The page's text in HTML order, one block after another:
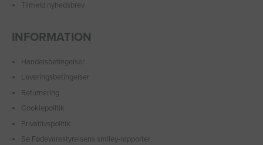
Tilmeld nyhedsbrev
INFORMATION
Handelsbetingelser
Leveringsbetingelser
Returnering
Cookiepolitik
Privatlivspolitik
Se Fødevarestyrelsens smiley-rapporter